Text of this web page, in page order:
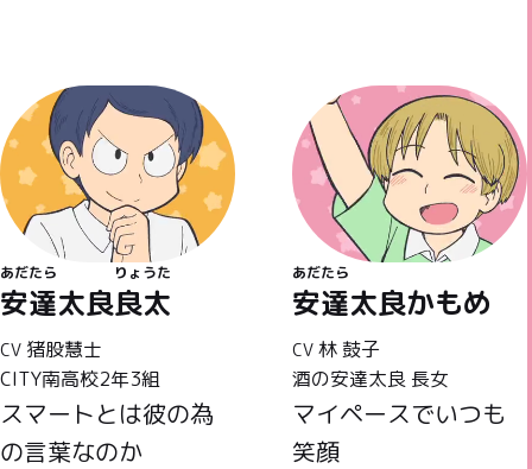
安達太良
あだたら
良太
りょうた
CV 猪股慧士
CITY南高校2年3組
スマートとは彼の為
の言葉なのか
安達太良
あだたら
かもめ
CV 林 鼓子
酒の安達太良 長女
マイペースでいつも
笑顔